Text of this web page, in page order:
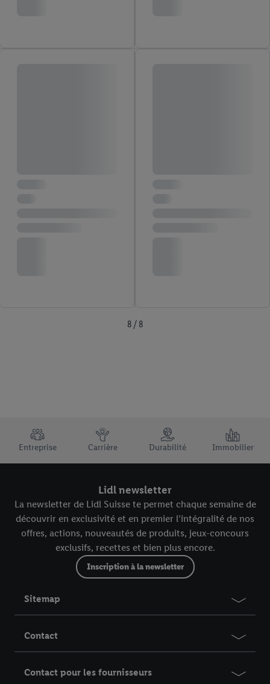
8 / 8
TRUSTBAR
Entreprise Carrière Durabilité Immobilier
Lidl newsletter
La newsletter de Lidl Suisse te permet chaque semaine de
découvrir en exclusivité et en premier l’intégralité de nos
offres, actions, nouveautés de produits, jeux-concours
exclusifs, recettes et bien plus encore.
Inscription à la newsletter
Sitemap
Contact
Contact pour les fournisseurs